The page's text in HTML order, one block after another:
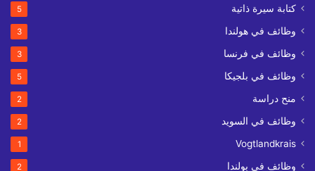
كتابة سيرة ذاتية 5
وظائف في هولندا 3
وظائف في فرنسا 3
وظائف في بلجيكا 5
منح دراسة 2
وظائف في السويد 2
Vogtlandkrais
1
وظائف في بولندا 2